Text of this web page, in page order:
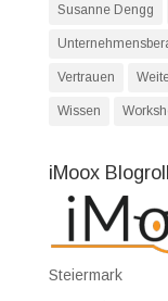
Susanne Dengg
Vertrauen
Wissen
iMoox Blogroll
Steiermark